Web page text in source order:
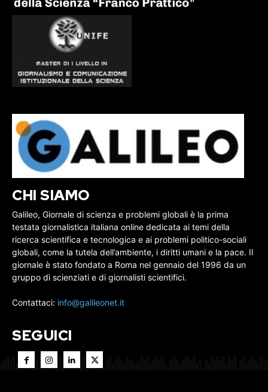
CHI SIAMO
Galileo, Giornale di scienza e problemi globali è la prima
testata giornalistica italiana online dedicata ai temi della
ricerca scientifica e tecnologica e ai problemi politico-sociali
globali, come la tutela dell’ambiente, i diritti umani e la pace. Il
giornale è stato fondato a Roma nel gennaio del 1996 da un
gruppo di scienziati e di giornalisti scientifici.
Contattaci: info@galileonet.it
SEGUICI